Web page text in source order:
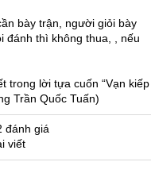
bày trận, người giỏi bày
đánh thì không thua, , nếu
trong lời tựa cuốn “Vạn kiếp
Trần Quốc Tuấn)
đánh giá
viết